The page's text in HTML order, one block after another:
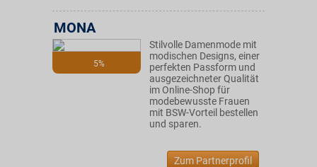
5%
MONA
Stilvolle Damenmode mit
modischen Designs, einer
perfekten Passform und
ausgezeichneter Qualität
im Online-Shop für
modebewusste Frauen
mit BSW-Vorteil bestellen
und sparen.
Zum Partnerprofil